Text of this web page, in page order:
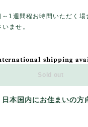
1週間程お時間いただく場
ませ。
shipping
Sold out
日本国内にお住まいの方